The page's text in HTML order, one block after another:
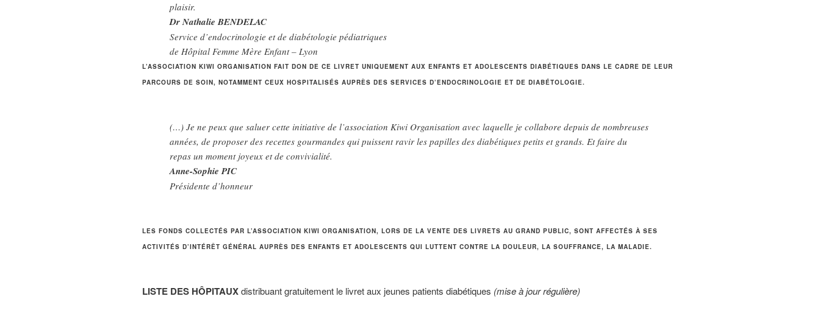
plaisir.
Dr Nathalie BENDELAC
Service d’endocrinologie et de diabétologie pédiatriques
de Hôpital Femme Mère Enfant – Lyon
L’ASSOCIATION KIWI ORGANISATION FAIT DON DE CE LIVRET UNIQUEMENT AUX ENFANTS ET ADOLESCENTS DIABÉTIQUES DANS LE CADRE DE LEUR
PARCOURS DE SOIN, NOTAMMENT CEUX HOSPITALISÉS AUPRÈS DES SERVICES D’ENDOCRINOLOGIE ET DE DIABÉTOLOGIE.
(…) Je ne peux que saluer cette initiative de l’association Kiwi Organisation avec laquelle je collabore depuis de nombreuses
années, de proposer des recettes gourmandes qui puissent ravir les papilles des diabétiques petits et grands. Et faire du
repas un moment joyeux et de convivialité.
Anne-Sophie PIC
Présidente d’honneur
LES FONDS COLLECTÉS PAR L’ASSOCIATION KIWI ORGANISATION, LORS DE LA VENTE DES LIVRETS AU GRAND PUBLIC, SONT AFFECTÉS À SES
ACTIVITÉS D’INTÉRÊT GÉNÉRAL AUPRÈS DES ENFANTS ET ADOLESCENTS QUI LUTTENT CONTRE LA DOULEUR, LA SOUFFRANCE, LA MALADIE.
LISTE DES HÔPITAUXdistribuant gratuitement le livret aux jeunes patients diabétiques (mise à jour régulière)